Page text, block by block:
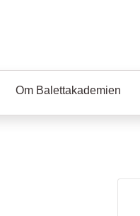
Om Balettakademien